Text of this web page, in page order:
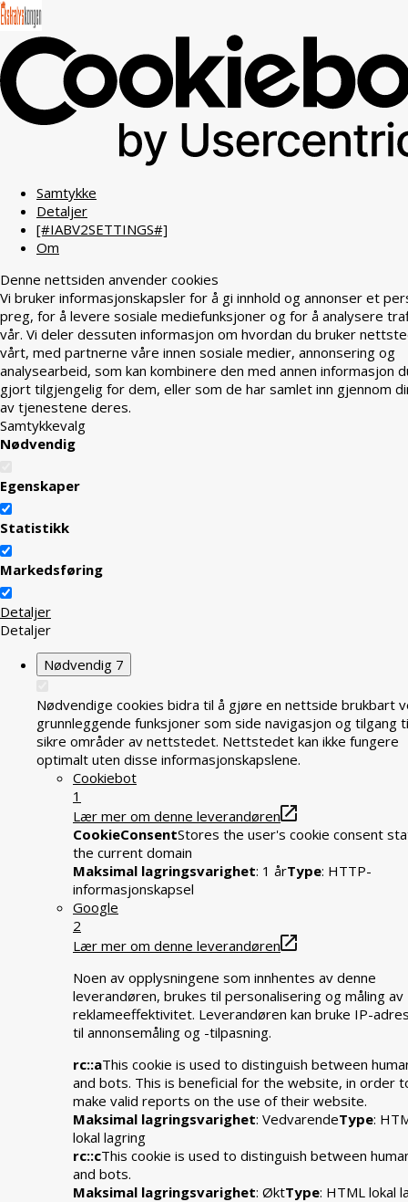
Samtykke
Detaljer
[#IABV2SETTINGS#]
Om
Denne nettsiden anvender cookies
Vi bruker informasjonskapsler for å gi innhold og annonser et
preg, for å levere sosiale mediefunksjoner og for å analysere
vår. Vi deler dessuten informasjon om hvordan du bruker
vårt, med partnerne våre innen sosiale medier, annonsering og
analysearbeid, som kan kombinere den med annen informasjon
gjort tilgjengelig for dem, eller som de har samlet inn gjennom
av tjenestene deres.
Samtykkevalg
Nødvendig
Egenskaper
Statistikk
Markedsføring
Detaljer
Detaljer
Nødvendig 7
Nødvendige cookies bidra til å gjøre en nettside brukbart
grunnleggende funksjoner som side navigasjon og tilgang
sikre områder av nettstedet. Nettstedet kan ikke fungere
optimalt uten disse informasjonskapslene.
Cookiebot
1
Lær mer om denne leverandøren
CookieConsentStores the user's cookie consent
the current domain
Maksimal lagringsvarighet: 1 årType: HTTP-
informasjonskapsel
Google
2
Lær mer om denne leverandøren
Noen av opplysningene som innhentes av denne
leverandøren, brukes til personalisering og måling av
reklameeffektivitet. Leverandøren kan bruke IP-
til annonsemåling og -tilpasning.
rc::aThis cookie is used to distinguish between
and bots. This is beneficial for the website, in order
make valid reports on the use of their website.
Maksimal lagringsvarighet: VedvarendeType:
lokal lagring
rc::cThis cookie is used to distinguish between
and bots.
Maksimal lagringsvarighet: ØktType: HTML lokal